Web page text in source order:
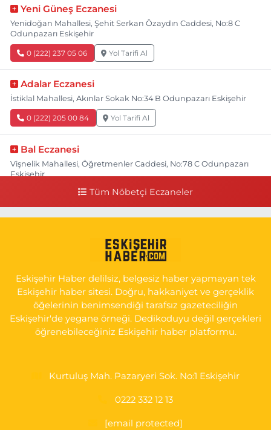
Yeni Güneş Eczanesi
Yenidoğan Mahallesi, Şehit Serkan Özaydın Caddesi, No:8 C
Odunpazarı Eskişehir
0 (222) 237 05 06 Yol Tarifi Al
Adalar Eczanesi
İstiklal Mahallesi, Akınlar Sokak No:34 B Odunpazarı Eskişehir
0 (222) 205 00 84 Yol Tarifi Al
Bal Eczanesi
Vişnelik Mahallesi, Öğretmenler Caddesi, No:78 C Odunpazarı
Eskişehir
0 (222) 225 50 00 Yol Tarifi Al
Gültepe Mahallesi, Halk Caddesi No:107 C Odunpazarı Eskişehir
Yol Tarifi Al
Bizim Eczanesi
Emek Mahallesi, Ertaş Caddesi No:12 A Odunpazarı Eskişehir
0 (222) 250 87 69 Yol Tarifi Al
Tüm Nöbetçi Eczaneler
Eskişehir Haber delilsiz, belgesiz haber yapmayan tek
Eskişehir haber sitesi. Doğru, hakkaniyet ve gerçeklik
öğelerinin benimsendiği tarafsız gazeteciliğin
Eskişehir'de yegane örneği. Dedikoduyu değil gerçekleri
öğrenebileceğiniz Eskişehir haber platformu.
Kurtuluş Mah. Pazaryeri Sok. No:1 Eskişehir
0222 332 12 13
[email protected]